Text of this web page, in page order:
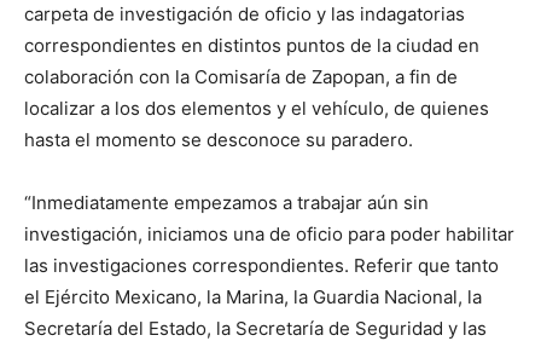
carpeta de investigación de oficio y las indagatorias
correspondientes en distintos puntos de la ciudad en
colaboración con la Comisaría de Zapopan, a fin de
localizar a los dos elementos y el vehículo, de quienes
hasta el momento se desconoce su paradero.
“Inmediatamente empezamos a trabajar aún sin
investigación, iniciamos una de oficio para poder habilitar
las investigaciones correspondientes. Referir que tanto
el Ejército Mexicano, la Marina, la Guardia Nacional, la
Secretaría del Estado, la Secretaría de Seguridad y las